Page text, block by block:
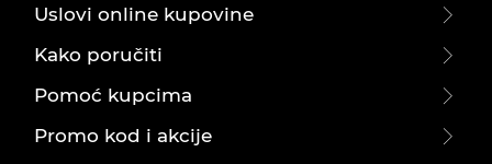
Uslovi online kupovine
Kako poručiti
Pomoć kupcima
Promo kod i akcije